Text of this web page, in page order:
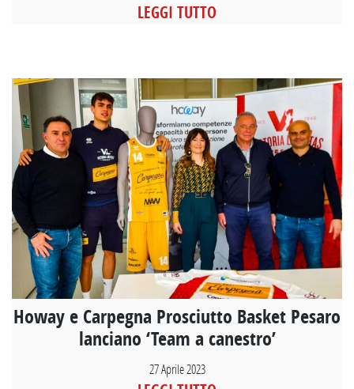
LEGGI TUTTO
Howay e Carpegna Prosciutto Basket Pesaro
lanciano ‘Team a canestro’
27 Aprile 2023